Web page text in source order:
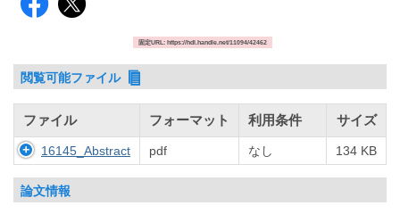
固定URL: https://hdl.handle.net/11094/42462
閲覧可能ファイル
ファイル フォーマット 利用条件 サイズ
16145_Abstract pdf なし 134 KB
論文情報